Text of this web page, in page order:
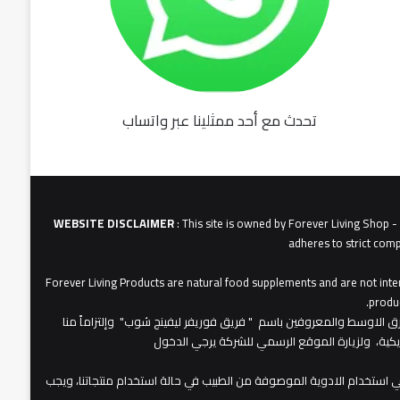
تحدث مع أحد ممثلينا عبر واتساب
WEBSITE DISCLAIMER: This site is owned by Forever Living Shop
adheres to strict
Forever Living Products are natural food supplements and are not
فوريفر لبفينج برودكتس في الشرق الاوسط والمعروفين باسم " فريق فوريفر ليفينج شوب" وإلتزاماً منا
ولزيارة الموقع الرسمي للشركة يرجي الدخول
الادوية الموصوفة من الطبيب في حالة استخدام منتجاتنا، ويجب